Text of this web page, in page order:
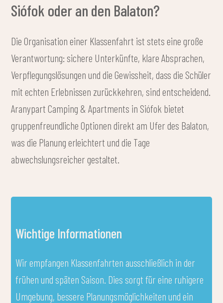
Siófok oder an den Balaton?
Die Organisation einer Klassenfahrt ist stets eine große
Verantwortung: sichere Unterkünfte, klare Absprachen,
Verpflegungslösungen und die Gewissheit, dass die Schüler
mit echten Erlebnissen zurückkehren, sind entscheidend.
Aranypart Camping & Apartments in Siófok bietet
gruppenfreundliche Optionen direkt am Ufer des Balaton,
was die Planung erleichtert und die Tage
abwechslungsreicher gestaltet.
Wichtige Informationen
Wir empfangen Klassenfahrten ausschließlich in der
frühen und späten Saison. Dies sorgt für eine ruhigere
Umgebung, bessere Planungsmöglichkeiten und ein